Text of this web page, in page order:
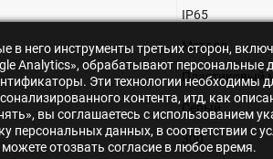
IP65
Металл
Пластиковый
Серый
300
в него инструменты третьих сторон,
Analytics», обрабатывают персональные
Эти технологии необходимы
контента, итд, как
вы соглашаетесь с использованием
персональных данных, в соответствии с
отозвать согласие в любое время.